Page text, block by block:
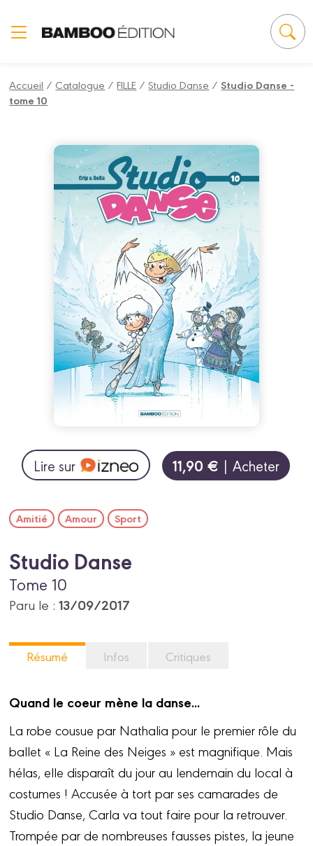
Accueil / Catalogue /FILLE /Studio Danse /Studio Danse -
tome 10
Lire sur 11,90 € | Acheter
Amitié Amour Sport
Studio Danse
Tome 10
Paru le :13/09/2017
Résumé Infos Critiques
Quand le coeur mène la danse...
La robe cousue par Nathalia pour le premier rôle du
ballet « La Reine des Neiges » est magnifique. Mais
hélas, elle disparaît du jour au lendemain du local à
costumes ! Accusée à tort par ses camarades de
Studio Danse, Carla va tout faire pour la retrouver.
Trompée par de nombreuses fausses pistes, la jeune